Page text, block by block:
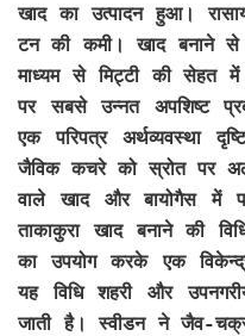
खाद का उत्पादन हुआ।
टन की कमी। खाद बनाने
माध्यम से मिट्टी की सेहत
पर सबसे उन्नत अपशिष्ट
एक परिपत्र अर्थव्यवस्था
जैविक कचरे को स्रोत पर
वाले खाद और बायोगैस में
ताकाकुरा खाद बनाने की
का उपयोग करके एक
यह विधि शहरी और
जाती है। स्वीडन ने जैव-